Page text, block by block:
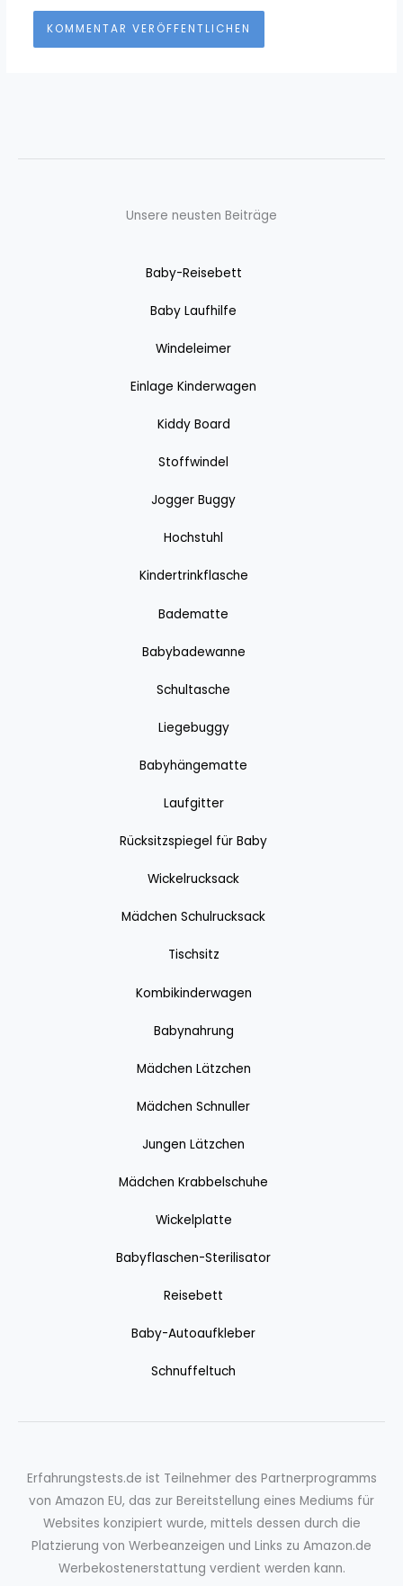
Unsere neusten Beiträge
Baby-Reisebett
Baby Laufhilfe
Windeleimer
Einlage Kinderwagen
Kiddy Board
Stoffwindel
Jogger Buggy
Hochstuhl
Kindertrinkflasche
Badematte
Babybadewanne
Schultasche
Liegebuggy
Babyhängematte
Laufgitter
Rücksitzspiegel für Baby
Wickelrucksack
Mädchen Schulrucksack
Tischsitz
Kombikinderwagen
Babynahrung
Mädchen Lätzchen
Mädchen Schnuller
Jungen Lätzchen
Mädchen Krabbelschuhe
Wickelplatte
Babyflaschen-Sterilisator
Reisebett
Baby-Autoaufkleber
Schnuffeltuch
Erfahrungstests.de ist Teilnehmer des Partnerprogramms
von Amazon EU, das zur Bereitstellung eines Mediums für
Websites konzipiert wurde, mittels dessen durch die
Platzierung von Werbeanzeigen und Links zu Amazon.de
Werbekostenerstattung verdient werden kann.